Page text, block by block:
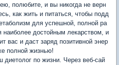
полюбите, и вы никогда не верн
как жить и питаться, чтобы подд
для успешной, полной ра
достойным лекарством, и
вас и даст заряд позитивной энер
полной жизнью!
по жизни. Через веб-сай